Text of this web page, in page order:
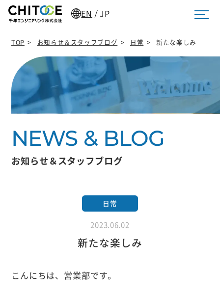
EN /JP
TOP > お知らせ＆スタッフブログ > 日常 > 新たな楽しみ
お知らせ＆スタッフブログ
日常
2023.06.02
新たな楽しみ
こんにちは、営業部です。